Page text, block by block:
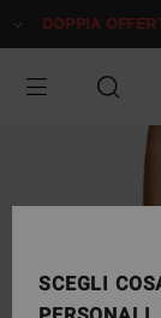
alle
prodotto
DOPPIA
SCEGLI